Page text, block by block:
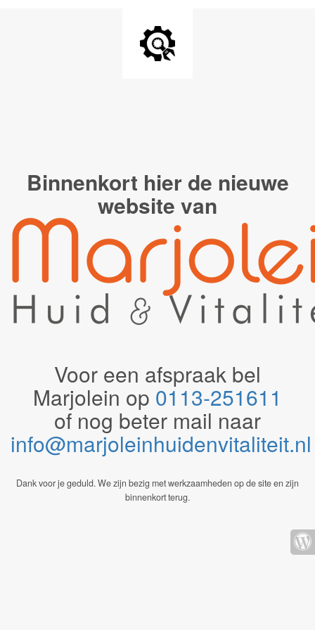
Binnenkort hier de nieuwe
website van
Voor een afspraak bel
Marjolein op 0113-251611
of nog beter mail naar
Dank voor je geduld. We zijn bezig met werkzaamheden op de site en zijn
binnenkort terug.